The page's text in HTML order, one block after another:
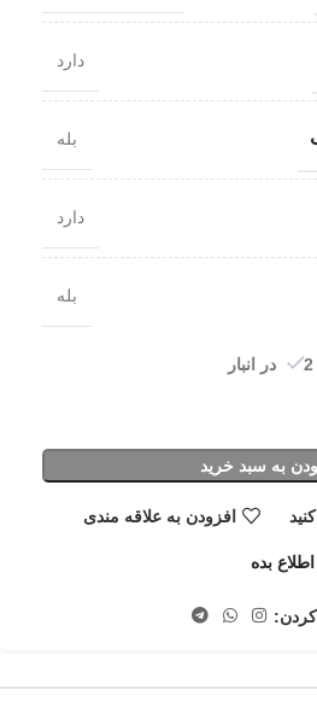
دارد
بله
دارد
بله
2 در انبار
به سبد خرید
افزودن به علاقه مندی
بده
کردن: